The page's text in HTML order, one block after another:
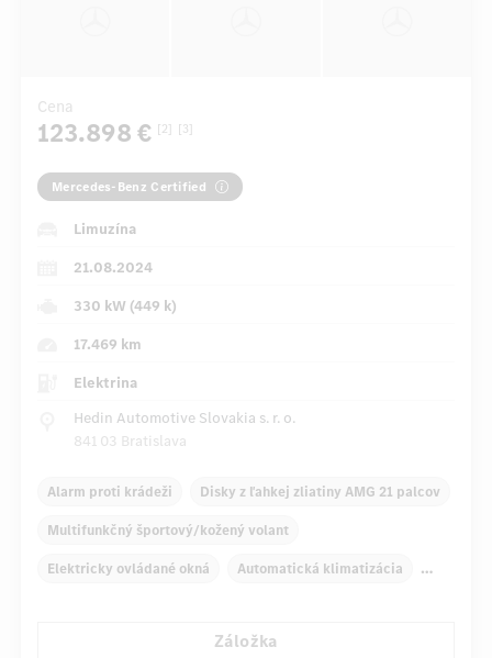
Cena
123.898 € [2] [3]
Mercedes-Benz Certified
Limuzína
21.08.2024
330 kW (449 k)
17.469 km
Elektrina
Hedin Automotive Slovakia s. r. o.
841 03 Bratislava
Alarm proti krádeži Disky z ľahkej zliatiny AMG 21 palcov
Multifunkčný športový/kožený volant
Elektricky ovládané okná Automatická klimatizácia
Automatické stmievanie vnútorného/vonkajšieho zrkadla
Záložka